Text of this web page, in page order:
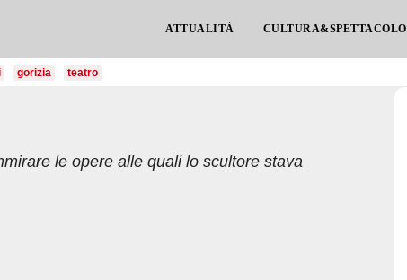
ATTUALITÀ CULTURA&SPETTACOLO
gorizia teatro
le opere alle quali lo scultore stava